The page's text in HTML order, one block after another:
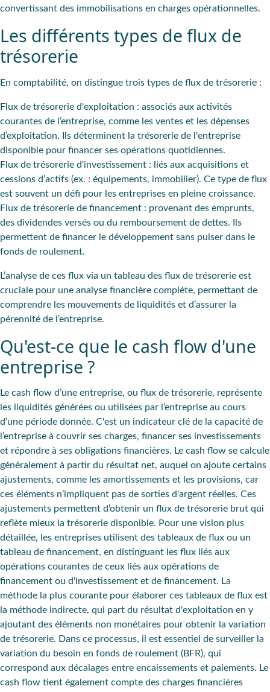
convertissant des immobilisations en charges opérationnelles.
Les différents types de flux de
trésorerie
En comptabilité, on distingue trois types de flux de trésorerie :
Flux de trésorerie d'exploitation : associés aux activités
courantes de l’entreprise, comme les ventes et les dépenses
d’exploitation. Ils déterminent la trésorerie de l'entreprise
disponible pour financer ses opérations quotidiennes.
Flux de trésorerie d'investissement : liés aux acquisitions et
cessions d’actifs (ex. : équipements, immobilier). Ce type de flux
est souvent un défi pour les entreprises en pleine croissance.
Flux de trésorerie de financement : provenant des emprunts,
des dividendes versés ou du remboursement de dettes. Ils
permettent de financer le développement sans puiser dans le
fonds de roulement.
L’analyse de ces flux via un tableau des flux de trésorerie est
cruciale pour une analyse financière complète, permettant de
comprendre les mouvements de liquidités et d’assurer la
pérennité de l’entreprise.
Qu'est-ce que le cash flow d'une
entreprise ?
Le cash flow d’une entreprise, ou flux de trésorerie, représente
les liquidités générées ou utilisées par l’entreprise au cours
d’une période donnée. C'est un indicateur clé de la capacité de
l’entreprise à couvrir ses charges, financer ses investissements
et répondre à ses obligations financières. Le cash flow se calcule
généralement à partir du résultat net, auquel on ajoute certains
ajustements, comme les amortissements et les provisions, car
ces éléments n’impliquent pas de sorties d'argent réelles. Ces
ajustements permettent d’obtenir un flux de trésorerie brut qui
reflète mieux la trésorerie disponible. Pour une vision plus
détaillée, les entreprises utilisent des tableaux de flux ou un
tableau de financement, en distinguant les flux liés aux
opérations courantes de ceux liés aux opérations de
financement ou d'investissement et de financement. La
méthode la plus courante pour élaborer ces tableaux de flux est
la méthode indirecte, qui part du résultat d'exploitation en y
ajoutant des éléments non monétaires pour obtenir la variation
de trésorerie. Dans ce processus, il est essentiel de surveiller la
variation du besoin en fonds de roulement (BFR), qui
correspond aux décalages entre encaissements et paiements. Le
cash flow tient également compte des charges financières